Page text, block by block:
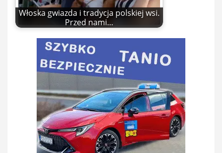
Włoska gwiazda i tradycja polskiej wsi.
Przed nami…